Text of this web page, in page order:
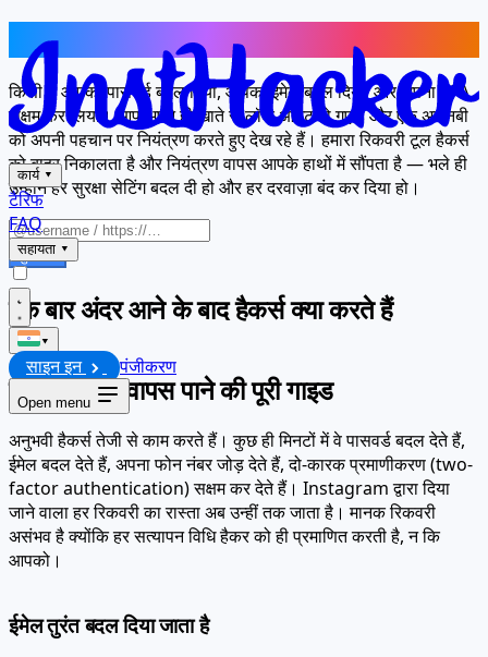
कार्य ▾
टैरिफ
FAQ
सहायता ▾
▾
साइन इन पंजीकरण
Open menu
हैकरों ने कब्ज़ा कर लिया — अब इसे वापस लें
किसी ने आपका पासवर्ड बदल दिया, आपका ईमेल बदल दिया, और अपना 2FA
सक्षम कर लिया। आप अपने ही खाते से लॉक आउट हो गए हैं और एक अजनबी
को अपनी पहचान पर नियंत्रण करते हुए देख रहे हैं। हमारा रिकवरी टूल हैकर्स
को बाहर निकालता है और नियंत्रण वापस आपके हाथों में सौंपता है — भले ही
उन्होंने हर सुरक्षा सेटिंग बदल दी हो और हर दरवाज़ा बंद कर दिया हो।
शुरू करें
एक बार अंदर आने के बाद हैकर्स क्या करते हैं
पूरा नियंत्रण वापस पाने की पूरी गाइड
अनुभवी हैकर्स तेजी से काम करते हैं। कुछ ही मिनटों में वे पासवर्ड बदल देते हैं,
ईमेल बदल देते हैं, अपना फोन नंबर जोड़ देते हैं, दो-कारक प्रमाणीकरण (two-
factor authentication) सक्षम कर देते हैं। Instagram द्वारा दिया
जाने वाला हर रिकवरी का रास्ता अब उन्हीं तक जाता है। मानक रिकवरी
असंभव है क्योंकि हर सत्यापन विधि हैकर को ही प्रमाणित करती है, न कि
आपको।
ईमेल तुरंत बदल दिया जाता है